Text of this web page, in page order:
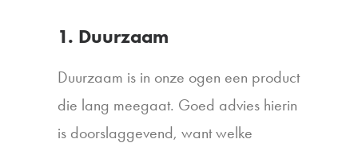
1. Duurzaam
Duurzaam is in onze ogen een product
die lang meegaat. Goed advies hierin
is doorslaggevend, want welke